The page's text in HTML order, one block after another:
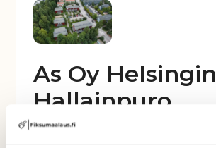
As Oy Helsingin
Hallainpuro